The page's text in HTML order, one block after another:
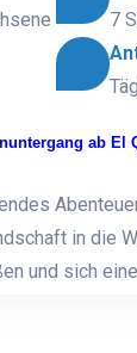
7
ab El
in die
und sich